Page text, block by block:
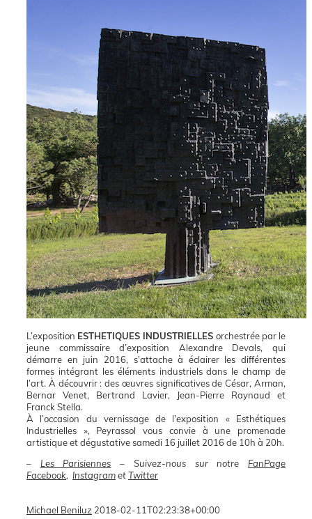
L’exposition ESTHETIQUES INDUSTRIELLES orchestrée par le
jeune commissaire d’exposition Alexandre Devals, qui
démarre en juin 2016, s’attache à éclairer les différentes
formes intégrant les éléments industriels dans le champ de
l’art. À découvrir : des œuvres significatives de César, Arman,
Bernar Venet, Bertrand Lavier, Jean-Pierre Raynaud et
Franck Stella.
À l’occasion du vernissage de l’exposition « Esthétiques
Industrielles », Peyrassol vous convie à une promenade
artistique et dégustative samedi 16 juillet 2016 de 10h à 20h.
– Les Parisiennes – Suivez-nous sur notre FanPage
Facebook, InstagrametTwitter
Michael Beniluz 2018-02-11T02:23:38+00:00